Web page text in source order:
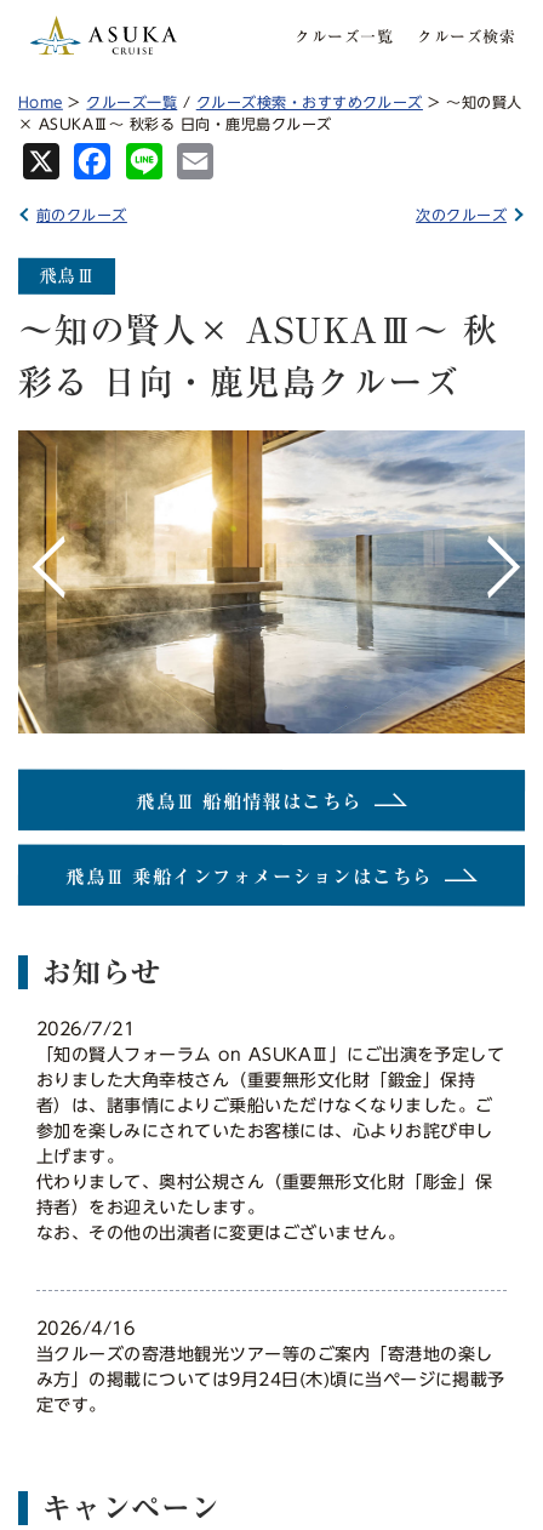
クルーズ一覧 クルーズ検索
Home > クルーズ一覧 / クルーズ検索・おすすめクルーズ > 〜知の賢人
× ASUKAⅢ〜 秋彩る 日向・鹿児島クルーズ
Fa
Lin
前のクルーズ 次のクルーズ
〜知の賢人× ASUKAⅢ〜 秋
彩る 日向・鹿児島クルーズ
< >
飛鳥Ⅲ 船舶情報はこちら
飛鳥Ⅲ 乗船インフォメーションはこちら
お知らせ
2026/7/21
「知の賢人フォーラム on ASUKAⅢ」にご出演を予定して
おりました大角幸枝さん（重要無形文化財「鍛金」保持
者）は、諸事情によりご乗船いただけなくなりました。ご
参加を楽しみにされていたお客様には、心よりお詫び申し
上げます。
代わりまして、奥村公規さん（重要無形文化財「彫金」保
持者）をお迎えいたします。
なお、その他の出演者に変更はございません。
2026/4/16
当クルーズの寄港地観光ツアー等のご案内「寄港地の楽し
み方」の掲載については9月24日(木)頃に当ページに掲載予
定です。
キャンペーン